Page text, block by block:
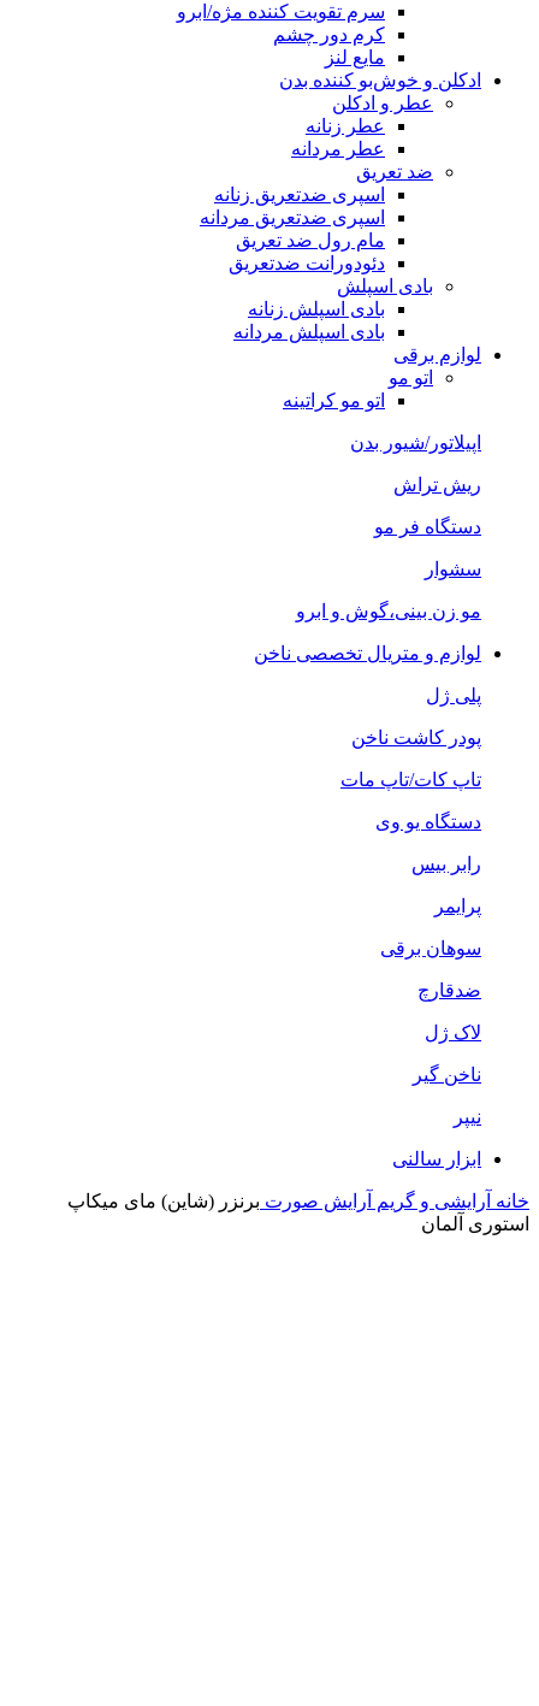
سرم تقویت کننده مژه/ابرو
کرم دور چشم
مایع لنز
ادکلن و خوش‌بو کننده بدن
عطر و ادکلن
عطر زنانه
عطر مردانه
ضد تعریق
اسپری ضدتعریق زنانه
اسپری ضدتعریق مردانه
مام رول ضد تعریق
دئودورانت ضدتعریق
بادی اسپلش
بادی اسپلش زنانه
بادی اسپلش مردانه
لوازم برقی
اتو مو
اتو مو کراتینه
اپیلاتور/شیور بدن
ریش تراش
دستگاه فر مو
سشوار
مو زن بینی،گوش و ابرو
لوازم و متریال تخصصی ناخن
پلی ژل
پودر کاشت ناخن
تاپ کات/تاپ مات
دستگاه یو وی
رابر بیس
پرایمر
سوهان برقی
ضدقارچ
لاک ژل
ناخن گیر
نیپر
ابزار سالنی
خانه آرایشی و گریم آرایش صورت برنزر (شاین) مای میکاپ
استوری آلمان